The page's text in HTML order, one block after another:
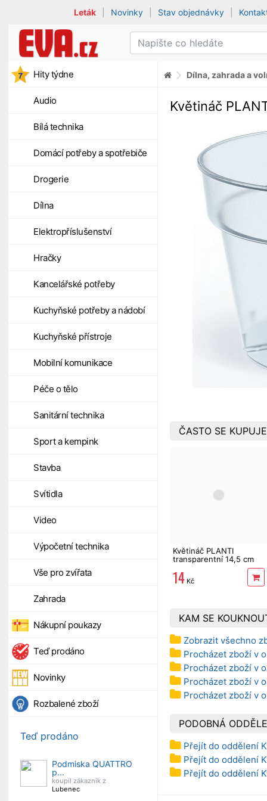
Leták Novinky Stav objednávky
Hity týdne
Audio
Bílá technika
Domácí potřeby a spotřebiče
Drogerie
Dílna
Elektropříslušenství
Hračky
Kancelářské potřeby
Kuchyňské potřeby a nádobí
Kuchyňské přístroje
Mobilní komunikace
Péče o tělo
Sanitární technika
Sport a kempink
Stavba
Svítidla
Video
Výpočetní technika
Vše pro zvířata
Zahrada
Nákupní poukazy
Teď prodáno
Novinky
Rozbalené zboží
Teď prodáno
Podmiska QUATTRO
p...
koupil zákazník z
Lubenec
Dílna, zahrada a
Květináč
ČASTO SE
Květináč PLANTI
transparentní 14,5 cm
14 Kč
KAM SE
Zobrazit všechno
Procházet zboží v
Procházet zboží v
Procházet zboží v
Procházet zboží v
PODOBNÁ
Přejít do oddělení
Přejít do oddělení
Přejít do oddělení